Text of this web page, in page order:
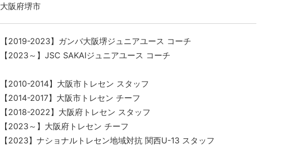
大阪府堺市
【2019-2023】ガンバ大阪堺ジュニアユース コーチ
【2023～】JSC SAKAIジュニアユース コーチ
【2010-2014】大阪市トレセン スタッフ
【2014-2017】大阪市トレセン チーフ
【2018-2022】大阪府トレセン スタッフ
【2023～】大阪府トレセン チーフ
【2023】ナショナルトレセン地域対抗 関西U-13 スタッフ